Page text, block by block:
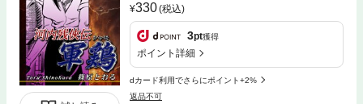
330(税込)
3pt獲得
ポイント詳細
dカード利用でさらにポイント+2%
返品不可